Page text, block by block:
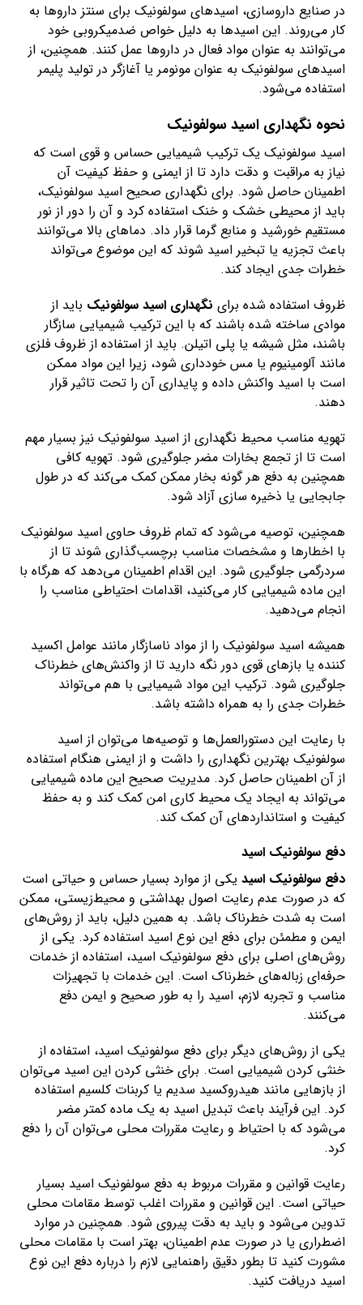
در صنایع داروسازی، اسیدهای سولفونیک برای سنتز داروها به
کار می‌روند. این اسیدها به دلیل خواص ضدمیکروبی خود
می‌توانند به عنوان مواد فعال در داروها عمل کنند. همچنین، از
اسیدهای سولفونیک به عنوان مونومر یا آغازگر در تولید پلیمر
استفاده می‌شود.
نحوه نگهداری اسید سولفونیک
اسید سولفونیک یک ترکیب شیمیایی حساس و قوی است که
نیاز به مراقبت و دقت دارد تا از ایمنی و حفظ کیفیت آن
اطمینان حاصل شود. برای نگهداری صحیح اسید سولفونیک،
باید از محیطی خشک و خنک استفاده کرد و آن را دور از نور
مستقیم خورشید و منابع گرما قرار داد. دماهای بالا می‌توانند
باعث تجزیه یا تبخیر اسید شوند که این موضوع می‌تواند
خطرات جدی ایجاد کند.
ظروف استفاده شده برای نگهداری اسید سولفونیک باید از
موادی ساخته شده باشند که با این ترکیب شیمیایی سازگار
باشند، مثل شیشه یا پلی اتیلن. باید از استفاده از ظروف فلزی
مانند آلومینیوم یا مس خودداری شود، زیرا این مواد ممکن
است با اسید واکنش داده و پایداری آن را تحت تاثیر قرار
دهند.
تهویه مناسب محیط نگهداری از اسید سولفونیک نیز بسیار مهم
است تا از تجمع بخارات مضر جلوگیری شود. تهویه کافی
همچنین به دفع هر گونه بخار ممکن کمک می‌کند که در طول
جابجایی یا ذخیره سازی آزاد شود.
همچنین، توصیه می‌شود که تمام ظروف حاوی اسید سولفونیک
با اخطارها و مشخصات مناسب برچسب‌گذاری شوند تا از
سردرگمی جلوگیری شود. این اقدام اطمینان می‌دهد که هرگاه با
این ماده شیمیایی کار می‌کنید، اقدامات احتیاطی مناسب را
انجام می‌دهید.
همیشه اسید سولفونیک را از مواد ناسازگار مانند عوامل اکسید
کننده یا بازهای قوی دور نگه دارید تا از واکنش‌های خطرناک
جلوگیری شود. ترکیب این مواد شیمیایی با هم می‌تواند
خطرات جدی را به همراه داشته باشد.
با رعایت این دستورالعمل‌ها و توصیه‌ها می‌توان از اسید
سولفونیک بهترین نگهداری را داشت و از ایمنی هنگام استفاده
از آن اطمینان حاصل کرد. مدیریت صحیح این ماده شیمیایی
می‌تواند به ایجاد یک محیط کاری امن کمک کند و به حفظ
کیفیت و استانداردهای آن کمک کند.
دفع سولفونیک اسید
دفع سولفونیک اسید یکی از موارد بسیار حساس و حیاتی است
که در صورت عدم رعایت اصول بهداشتی و محیط‌زیستی، ممکن
است به شدت خطرناک باشد. به همین دلیل، باید از روش‌های
ایمن و مطمئن برای دفع این نوع اسید استفاده کرد. یکی از
روش‌های اصلی برای دفع سولفونیک اسید، استفاده از خدمات
حرفه‌ای زباله‌های خطرناک است. این خدمات با تجهیزات
مناسب و تجربه لازم، اسید را به طور صحیح و ایمن دفع
می‌کنند.
یکی از روش‌های دیگر برای دفع سولفونیک اسید، استفاده از
خنثی کردن شیمیایی است. برای خنثی کردن این اسید می‌توان
از بازهایی مانند هیدروکسید سدیم یا کربنات کلسیم استفاده
کرد. این فرآیند باعث تبدیل اسید به یک ماده کمتر مضر
می‌شود که با احتیاط و رعایت مقررات محلی می‌توان آن را دفع
کرد.
رعایت قوانین و مقررات مربوط به دفع سولفونیک اسید بسیار
حیاتی است. این قوانین و مقررات اغلب توسط مقامات محلی
تدوین می‌شود و باید به دقت پیروی شود. همچنین در موارد
اضطراری یا در صورت عدم اطمینان، بهتر است با مقامات محلی
مشورت کنید تا بطور دقیق راهنمایی لازم را درباره دفع این نوع
اسید دریافت کنید.